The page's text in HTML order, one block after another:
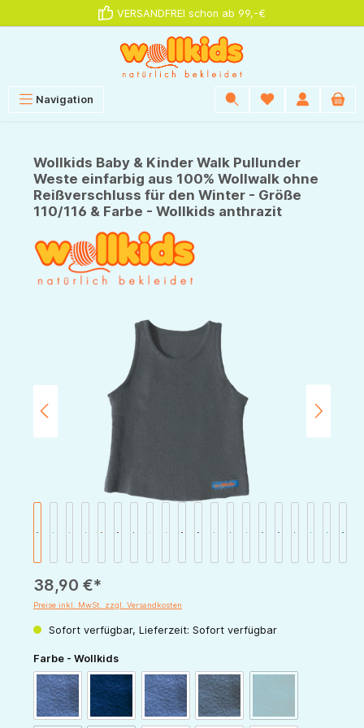
VERSANDFREI schon ab 99,-€
Navigation
Wollkids Baby & Kinder Walk Pullunder
Weste einfarbig aus 100% Wollwalk ohne
Reißverschluss für den Winter - Größe
110/116 & Farbe - Wollkids anthrazit
Bildergalerie überspringen
38,90 €*
Preise inkl. MwSt. zzgl. Versandkosten
Sofort verfügbar, Lieferzeit: Sofort verfügbar
Farbe - Wollkidsauswählen
blau navy taubenblaublaugrau